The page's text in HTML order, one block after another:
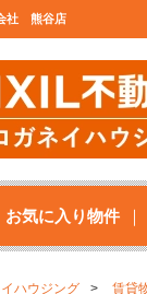
社 熊谷店
お気に入り物件
ハウジング 賃貸